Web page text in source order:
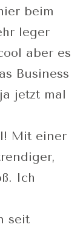
beim
leger
aber es
Business
jetzt mal
Mit einer
Ich
seit